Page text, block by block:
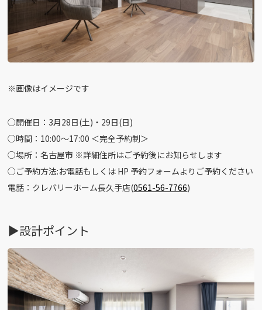
※画像はイメージです
○開催日：3月28日(土)・29日(日)
○時間：10:00〜17:00 ＜完全予約制＞
○場所：名古屋市 ※詳細住所はご予約後にお知らせします
○ご予約方法:お電話もしくは HP 予約フォームよりご予約ください
電話：クレバリーホーム長久手店(0561-56-7766)
▶︎設計ポイント